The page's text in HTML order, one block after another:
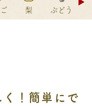
梨 ぶどう ド
！簡単にで